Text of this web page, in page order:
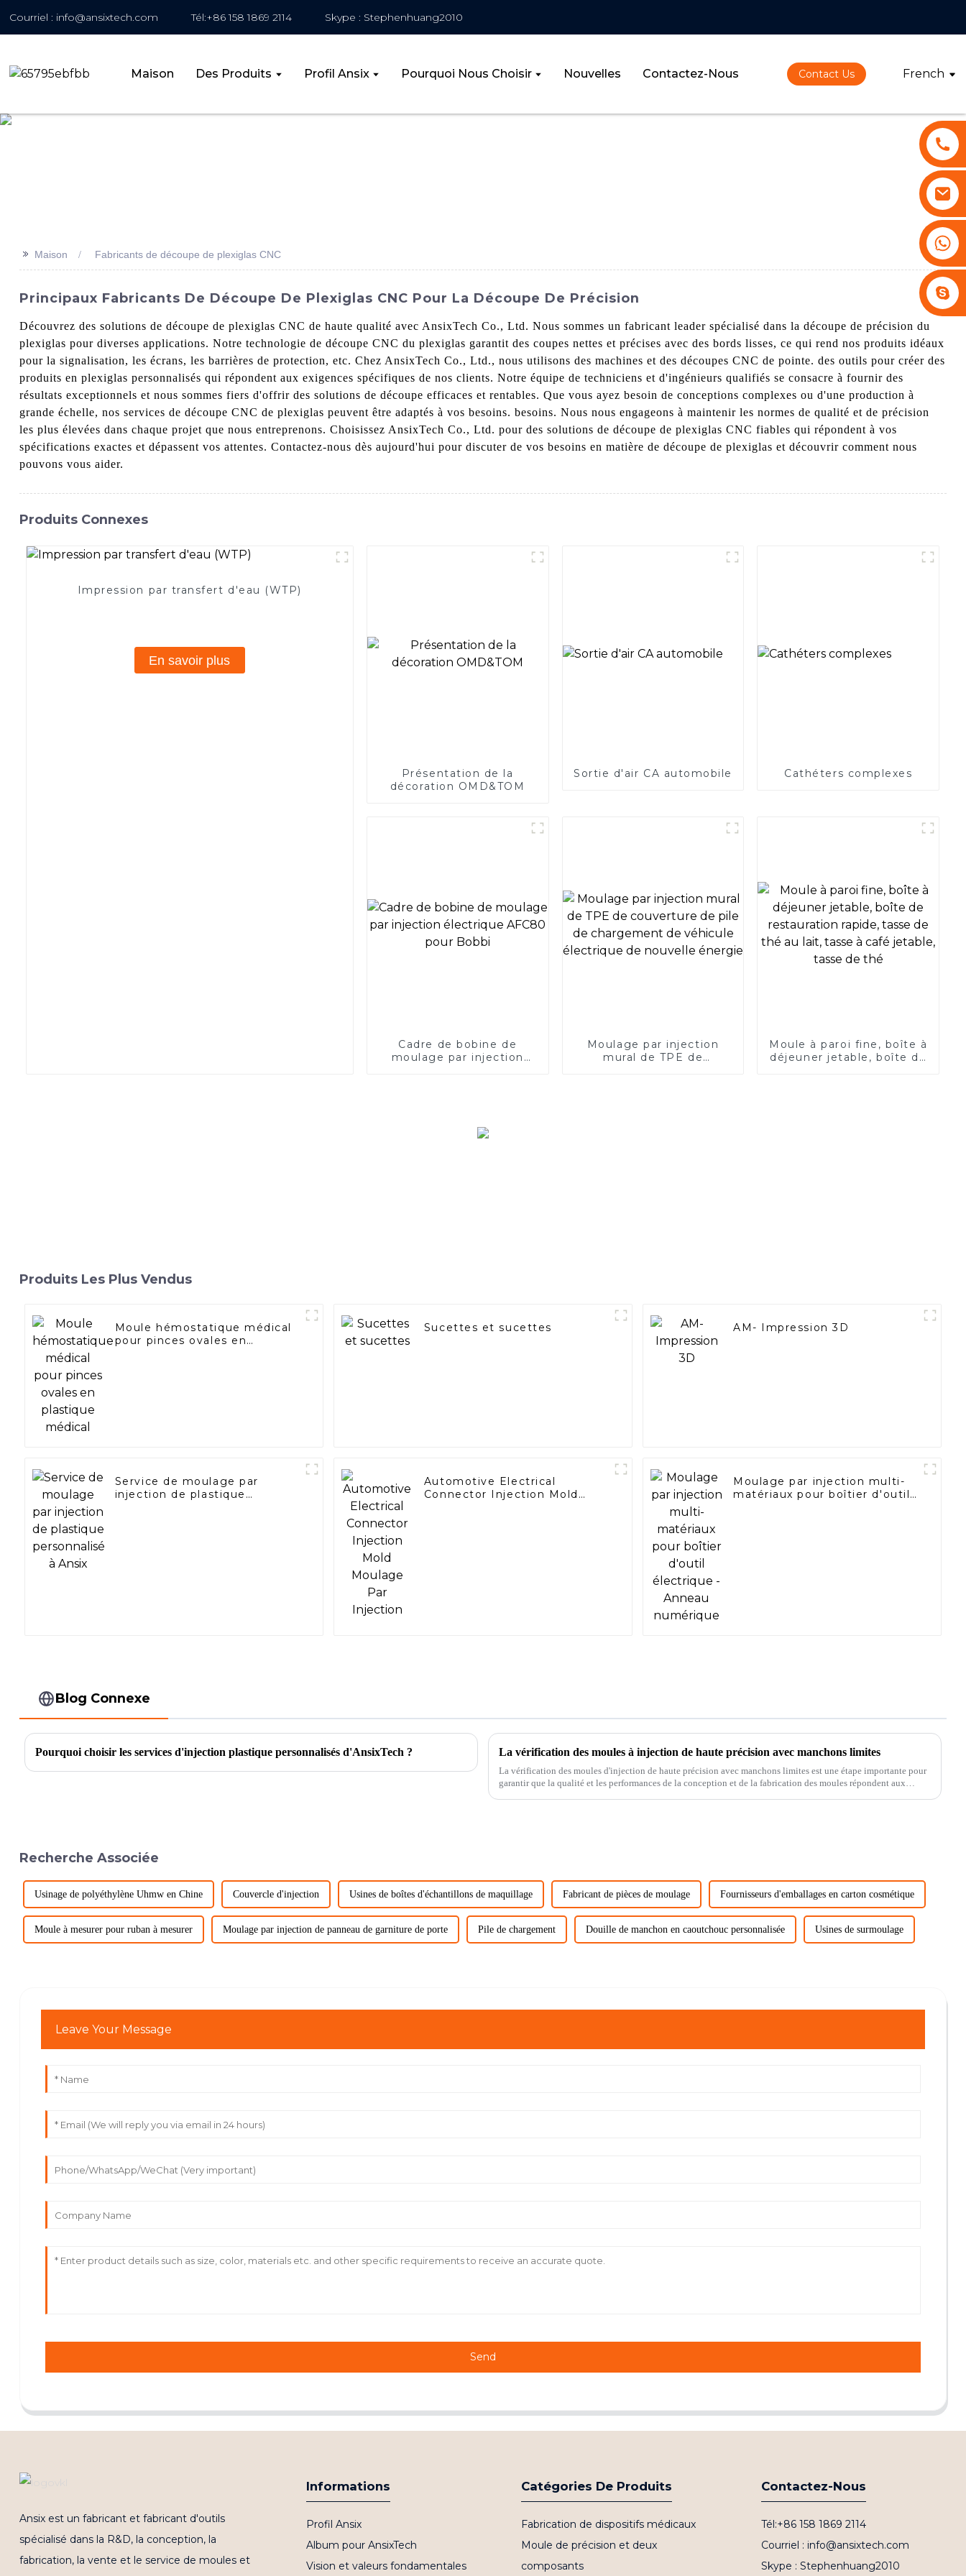
Courriel : info@ansixtech.com Tél:+86 158 1869 2114 Skype : Stephenhuang2010
Maison Des Produits Profil Ansix Pourquoi Nous Choisir Nouvelles Contactez-Nous Contact Us French
>> Maison Fabricants de découpe de plexiglas CNC
Principaux Fabricants De Découpe De Plexiglas CNC Pour La Découpe De Précision
Découvrez des solutions de découpe de plexiglas CNC de haute qualité avec AnsixTech Co., Ltd. Nous sommes un fabricant leader spécialisé dans la découpe de précision du
plexiglas pour diverses applications. Notre technologie de découpe CNC du plexiglas garantit des coupes nettes et précises avec des bords lisses, ce qui rend nos produits idéaux
pour la signalisation, les écrans, les barrières de protection, etc. Chez AnsixTech Co., Ltd., nous utilisons des machines et des découpes CNC de pointe. des outils pour créer des
produits en plexiglas personnalisés qui répondent aux exigences spécifiques de nos clients. Notre équipe de techniciens et d'ingénieurs qualifiés se consacre à fournir des
résultats exceptionnels et nous sommes fiers d'offrir des solutions de découpe efficaces et rentables. Que vous ayez besoin de conceptions complexes ou d'une production à
grande échelle, nos services de découpe CNC de plexiglas peuvent être adaptés à vos besoins. besoins. Nous nous engageons à maintenir les normes de qualité et de précision
les plus élevées dans chaque projet que nous entreprenons. Choisissez AnsixTech Co., Ltd. pour des solutions de découpe de plexiglas CNC fiables qui répondent à vos
spécifications exactes et dépassent vos attentes. Contactez-nous dès aujourd'hui pour discuter de vos besoins en matière de découpe de plexiglas et découvrir comment nous
pouvons vous aider.
Produits Connexes
Impression par transfert d'eau (WTP)
En savoir plus
Présentation de la
décoration OMD&TOM
Sortie d'air CA automobile Cathéters complexes
Cadre de bobine de
moulage par injection
Moulage par injection
mural de TPE de
Moule à paroi fine, boîte à
déjeuner jetable, boîte de
Produits Les Plus Vendus
Moule hémostatique médical
pour pinces ovales en
Sucettes et sucettes AM- Impression 3D
Service de moulage par
injection de plastique
Automotive Electrical
Connector Injection Mold
Moulage par injection multi-
matériaux pour boîtier d'outil
Blog Connexe
Pourquoi choisir les services d'injection plastique personnalisés d'AnsixTech ? La vérification des moules à injection de haute précision avec manchons limites
La vérification des moules d'injection de haute précision avec manchons limites est une étape importante pour
garantir que la qualité et les performances de la conception et de la fabrication des moules répondent aux
Recherche Associée
Usinage de polyéthylène Uhmw en Chine Couvercle d'injection Usines de boîtes d'échantillons de maquillage Fabricant de pièces de moulage Fournisseurs d'emballages en carton cosmétique
Moule à mesurer pour ruban à mesurer Moulage par injection de panneau de garniture de porte Pile de chargement Douille de manchon en caoutchouc personnalisée Usines de surmoulage
Leave Your Message
Send
Ansix est un fabricant et fabricant d'outils
spécialisé dans la R&D, la conception, la
fabrication, la vente et le service de moules et
Informations
Profil Ansix
Album pour AnsixTech
Vision et valeurs fondamentales
Catégories De Produits
Fabrication de dispositifs médicaux
Moule de précision et deux
composants
Contactez-Nous
Tél:+86 158 1869 2114
Courriel : info@ansixtech.com
Skype : Stephenhuang2010